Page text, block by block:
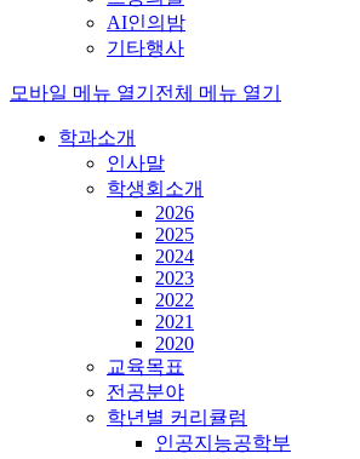
AI인의밤
기타행사
모바일 메뉴 열기 전체 메뉴 열기
학과소개
인사말
학생회소개
2026
2025
2024
2023
2022
2021
2020
교육목표
전공분야
학년별 커리큘럼
인공지능공학부